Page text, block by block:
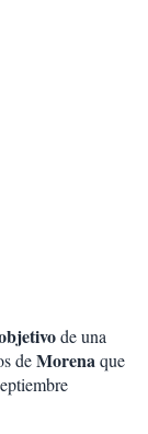
de una
deMorenaque